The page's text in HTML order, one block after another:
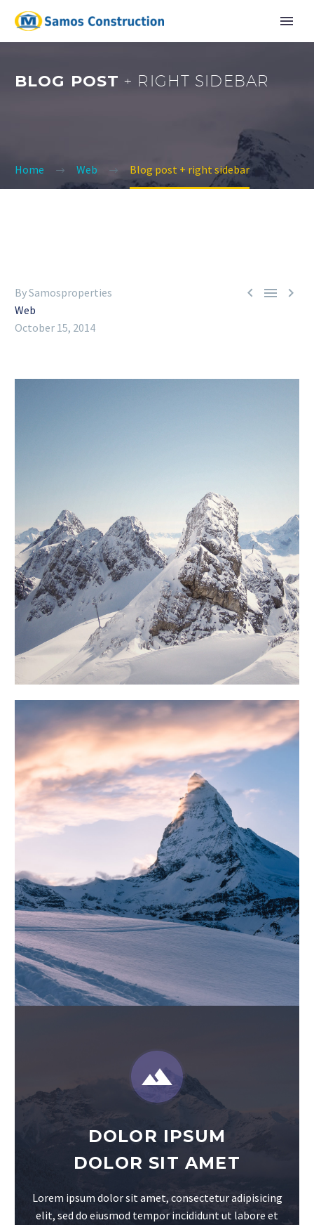
English
BLOG POST+ RIGHT SIDEBAR
Home Web Blog post + right sidebar
  
By Samosproperties
Web
October 15, 2014


DOLOR IPSUM
DOLOR SIT AMET
Lorem ipsum dolor sit amet, consectetur adipisicing
elit, sed do eiusmod tempor incididunt ut labore et